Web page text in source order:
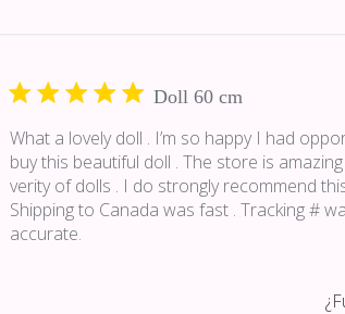
Doll 60 cm
What a lovely doll . I’m so happy I had
buy this beautiful doll . The store is
verity of dolls . I do strongly recommend
Shipping to Canada was fast . Tracking #
accurate.